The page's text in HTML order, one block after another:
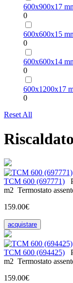
600х900х17
0
600х600х15
0
600х600х14
0
600х1200х17
0
Reset All
ТСМ 600 (697771)
m2 Termostato
159.00€
acquistare
ТСМ 600 (694425)
m2 Termostato
159.00€